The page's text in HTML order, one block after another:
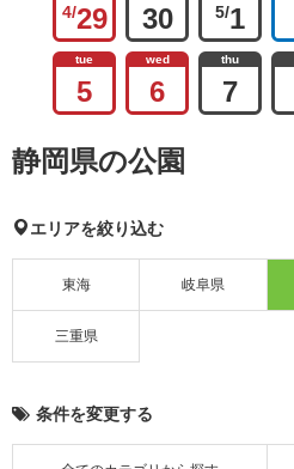
4/29 30 5/1
tue
5
wed
6
thu
7
静岡県の公園
エリアを絞り込む
東海 岐阜県
三重県
条件を変更する